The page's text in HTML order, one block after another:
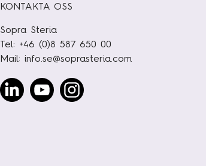
KONTAKTA OSS
Sopra Steria
Tel: +46 (0)8 587 650 00
Mail: info.se@soprasteria.com
Linked
In
YoutubeInstagram